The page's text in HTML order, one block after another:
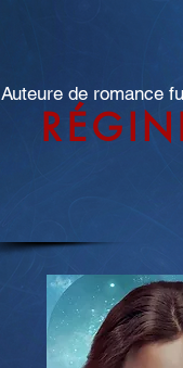
Auteure de romance